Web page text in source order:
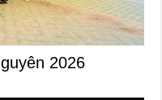
2026